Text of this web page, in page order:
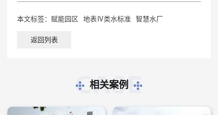
本文标签： 赋能园区 地表Ⅳ类水标准 智慧水厂
返回列表
相关案例
CASE